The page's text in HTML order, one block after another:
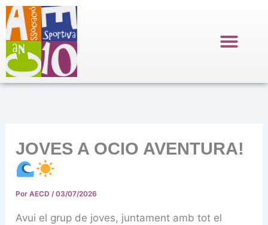
al
contenido
JOVES A OCIO AVENTURA!
PorAECD/03/07/2026
Avui el grup de joves, juntament amb tot el